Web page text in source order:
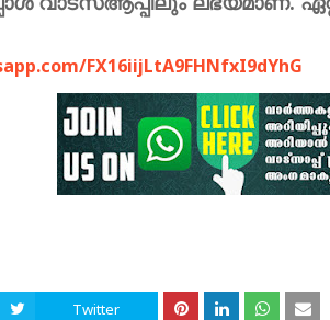
FX16iijLtA9FHNfxI9dYhG
Twitter